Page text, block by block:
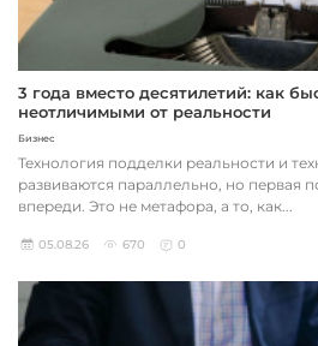
3 года вместо десятилетий: как
неотличимыми от реальности
Бизнес
Технология подделки реальности и
развиваются параллельно, но первая
впереди. Это не метафора, а то, как...
05.08.26 670 0